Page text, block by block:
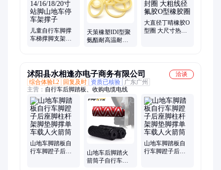
夹布密封圈、摩托车油封、塑料垃圾桶、热熔果冻胶、折叠蚊
帐、硅胶地漏芯
儿童自行车脚撑
车梯撑脚支架
天策橡塑IDI型聚
氨酯耐高温耐磨
大直径丁晴橡胶O
型圈 大尺寸热接
沭阳县水相逢亦电子商务有限公司
洽谈
综合体验L2
回复及时 资质已核验
广东广州
主营： 自行车后脚踏板、收购电缆电线
山地车脚踏板自
行车脚蹬子后座
山地车后脚踏火
箭筒子自行车后
山地车脚踏板自
行车脚蹬子后座